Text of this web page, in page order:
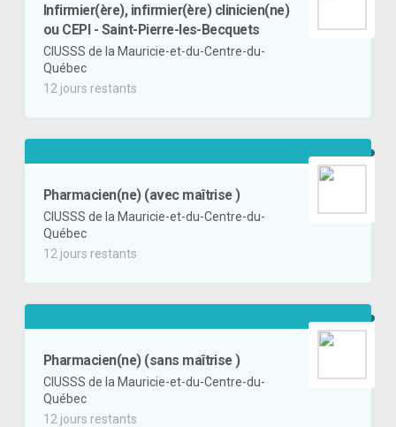
Infirmier(ère), infirmier(ère) clinicien(ne)
ou CEPI - Saint-Pierre-les-Becquets
CIUSSS de la Mauricie-et-du-Centre-du-
Québec
12 jours restants
Pharmacien(ne) (avec maîtrise )
CIUSSS de la Mauricie-et-du-Centre-du-
Québec
12 jours restants
Pharmacien(ne) (sans maîtrise )
CIUSSS de la Mauricie-et-du-Centre-du-
Québec
12 jours restants